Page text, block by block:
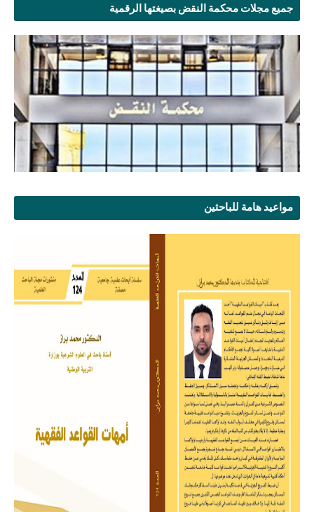
جميع مجلات محكمة النقض بصيغتها الرقمية
مواعيد هامة للباحثين